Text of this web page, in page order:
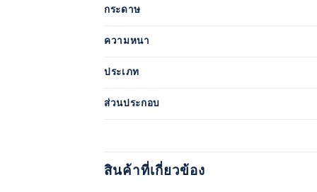
กระดาษ
ความหนา
ประเภท
ส่วนประกอบ
สินค้าที่เกี่ยวข้อง